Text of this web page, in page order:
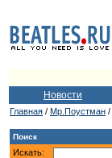
Новости
Главная / Мр.Поустман /
Поиск
Искать: